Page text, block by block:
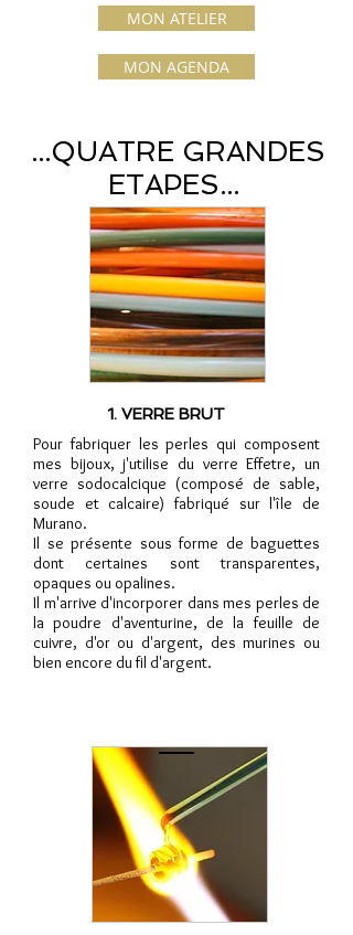
MON ATELIER
MON AGENDA
...QUATRE GRANDES
ETAPES...
1. VERRE BRUT
Pour fabriquer les perles qui composent
mes bijoux, j'utilise du verre Effetre, un
verre sodocalcique (composé de sable,
soude et calcaire) fabriqué sur l'île de
Murano.
Il se présente sous forme de baguettes
dont certaines sont transparentes,
opaques ou opalines.
Il m'arrive d'incorporer dans mes perles de
la poudre d'aventurine, de la feuille de
cuivre, d'or ou d'argent, des murines ou
bien encore du fil d'argent.